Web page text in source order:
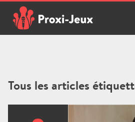
content
Tous les articles